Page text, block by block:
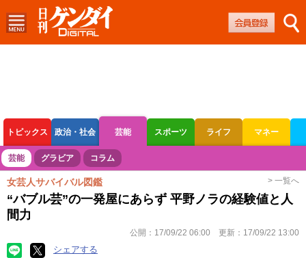
トピックス 政治・社会 芸能 スポーツ ライフ マネー
ボートレース 競輪 オートレース
芸能 グラビア コラム
女芸人サバイバル図鑑 > 一覧へ
“バブル芸”の一発屋にあらず 平野ノラの経験値と人
間力
公開： 17/09/22 06:00 更新： 17/09/22 13:00
シェアする